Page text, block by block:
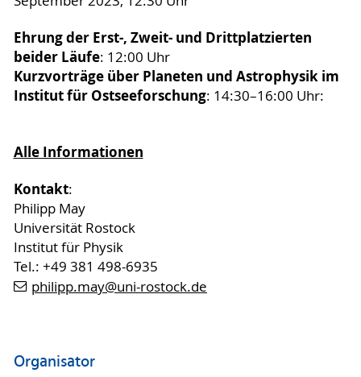
Ehrung der Erst-, Zweit- und Drittplatzierten
beider Läufe: 12:00 Uhr
Kurzvorträge über Planeten und Astrophysik im
Institut für Ostseeforschung: 14:30–16:00 Uhr:
Alle Informationen
Kontakt:
Philipp May
Universität Rostock
Institut für Physik
Tel.: +49 381 498-6935
philipp.may@uni-rostock.de
Organisator